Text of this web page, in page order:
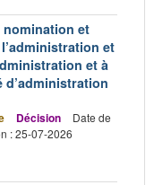
nomination et
et
et à
Décision
Date de
: 25-07-2026